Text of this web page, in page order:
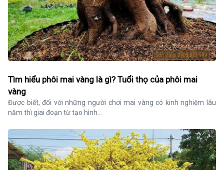
Tìm hiểu phôi mai vàng là gì? Tuổi thọ của phôi mai
vàng
Được biết, đối với những người chơi mai vàng có kinh nghiệm lâu
năm thì giai đoạn từ tạo hình...